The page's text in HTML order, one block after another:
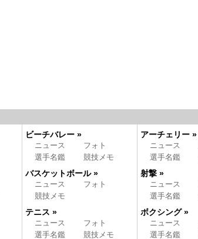
ビーチバレー »
ニュース
フォト
選手名鑑
競技メモ
バスケットボール »
ニュース
フォト
競技メモ
テニス »
ニュース
フォト
選手名鑑
競技メモ
アーチェリー »
ニュース
選手名鑑
射撃 »
ニュース
選手名鑑
ボクシング »
ニュース
選手名鑑